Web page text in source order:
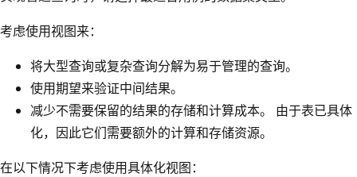
考虑使用视图来：
将大型查询或复杂查询分解为易于管理的查询。
使用期望来验证中间结果。
减少不需要保留的结果的存储和计算成本。 由于表已具体
化，因此它们需要额外的计算和存储资源。
在以下情况下考虑使用具体化视图：